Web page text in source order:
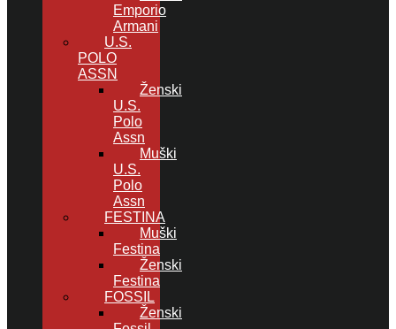
Emporio
Armani
U.S.
POLO
ASSN
Ženski
U.S.
Polo
Assn
Muški
U.S.
Polo
Assn
FESTINA
Muški
Festina
Ženski
Festina
FOSSIL
Ženski